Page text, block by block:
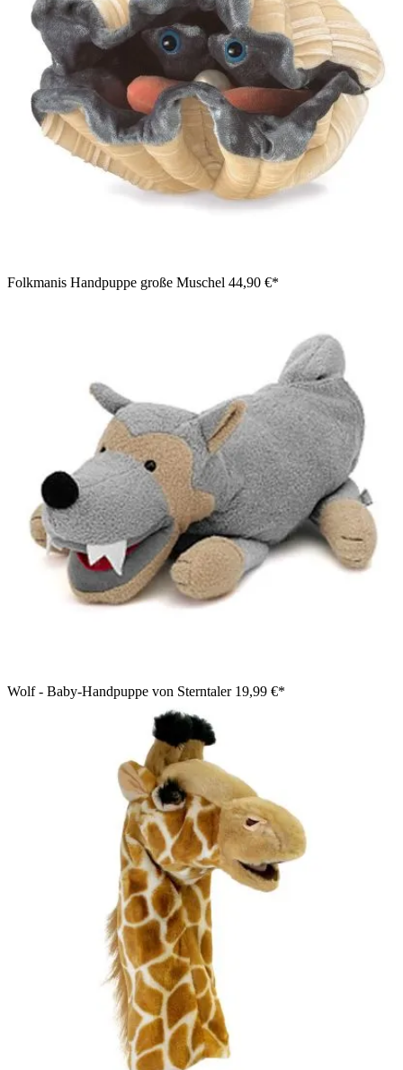
Folkmanis Handpuppe große Muschel 44,90 €*
Wolf - Baby-Handpuppe von Sterntaler 19,99 €*